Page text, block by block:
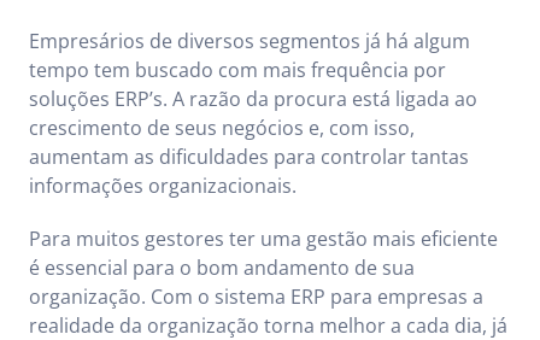
Empresários de diversos segmentos já há algum
tempo tem buscado com mais frequência por
soluções ERP’s. A razão da procura está ligada ao
crescimento de seus negócios e, com isso,
aumentam as dificuldades para controlar tantas
informações organizacionais.
Para muitos gestores ter uma gestão mais eficiente
é essencial para o bom andamento de sua
organização. Com o sistema ERP para empresas a
realidade da organização torna melhor a cada dia, já